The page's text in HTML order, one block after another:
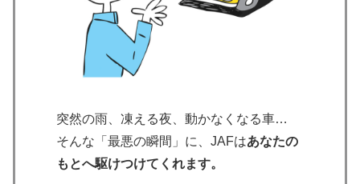
突然の雨、凍える夜、動かなくなる車…
そんな「最悪の瞬間」に、JAFはあなたの
もとへ駆けつけてくれます。